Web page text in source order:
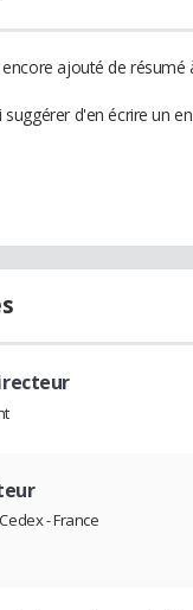
ajouté de résumé
suggérer d'en écrire un
- France